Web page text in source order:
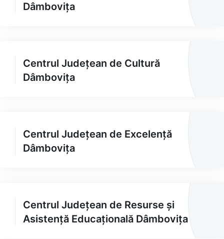
Dâmbovița
Centrul Județean de Cultură
Dâmbovița
Centrul Județean de Excelență
Dâmbovița
Centrul Județean de Resurse și
Asistență Educațională Dâmbovița